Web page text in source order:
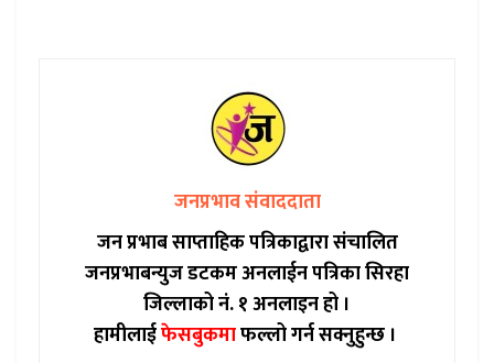
जनप्रभाव संवाददाता
जन प्रभाब साप्ताहिक पत्रिकाद्वारा संचालित
जनप्रभाबन्युज डटकम अनलाईन पत्रिका सिरहा
जिल्लाको नं. १ अनलाइन हो ।
हामीलाईफेसबुकमाफल्लो गर्न सक्नुहुन्छ ।